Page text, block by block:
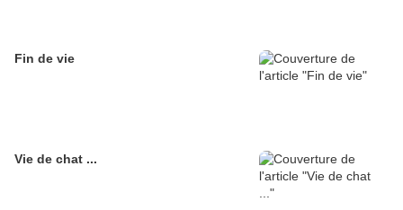
Fin de vie
Vie de chat ...